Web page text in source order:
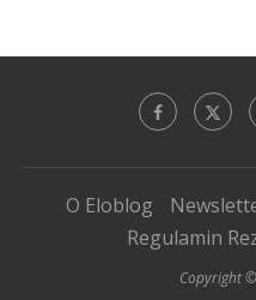
O Eloblog
Regulamin
Copyright